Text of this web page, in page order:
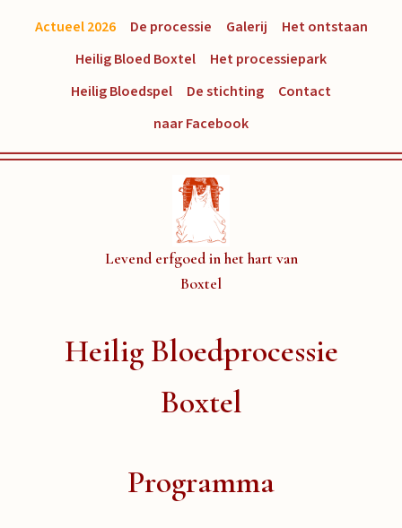
Actueel 2026 De processie Galerij
Het ontstaan
Heilig Bloed Boxtel
Het processiepark
Heilig Bloedspel
De stichting
Contact
naar Facebook
Levend erfgoed in het hart van
Boxtel
Heilig Bloedprocessie
Boxtel
Programma